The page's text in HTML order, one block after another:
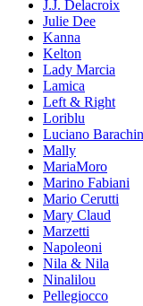
J.J. Delacroix
Julie Dee
Kanna
Kelton
Lady Marcia
Lamica
Left & Right
Loriblu
Luciano
Mally
MariaMoro
Marino Fabiani
Mario Cerutti
Mary Claud
Marzetti
Napoleoni
Nila & Nila
Ninalilou
Pellegiocco